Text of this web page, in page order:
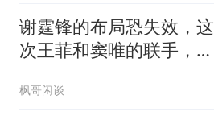
谢霆锋的布局恐失效，这
次王菲和窦唯的联手，给
枫哥闲谈